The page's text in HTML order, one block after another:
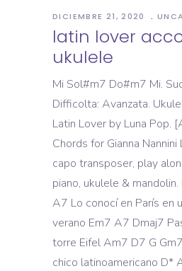
DICIEMBRE 21, 2020
latin lover
ukulele
Mi Sol#m7 Do#m7 Mi.
Difficolta: Avanzata.
Latin Lover by Luna Pop.
Chords for Gianna
capo transposer, play
piano, ukulele &
A7 Lo conocí en París en
verano Em7 A7 Dmaj7
torre Eifel Am7 D7 G
chico latinoamericano D*